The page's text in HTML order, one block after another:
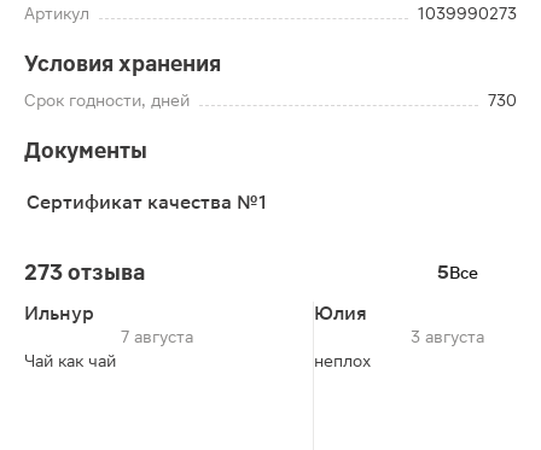
Артикул
1039990273
Условия хранения
Срок годности, дней 730
Документы
Сертификат качества №1
273 отзыва 5Все
Ильнур
7 августа
Чай как чай
Юлия
3 августа
неплох